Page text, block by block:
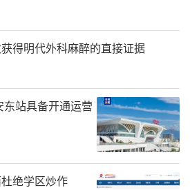
金额2000余万元，为统战
社会高质量发展汇聚新动
域优势，显社会担当。统战
部门和新的社会阶层人士
，团结引导广大新的社会
岗位，围绕全县各项重点中
新联会成员积极参与“第五
得明代外科麻醉的直接证据
站具备开通运营
绝学区炒作